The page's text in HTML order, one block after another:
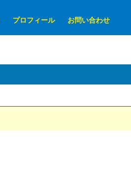
プロフィール お問い合わせ